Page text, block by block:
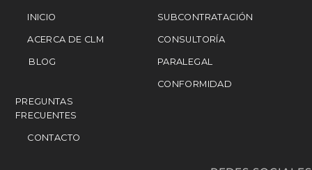
INICIO
ACERCA DE CLM
BLOG
PREGUNTAS
FRECUENTES
CONTACTO
SUBCONTRATACIÓN
CONSULTORÍA
PARALEGAL
CONFORMIDAD